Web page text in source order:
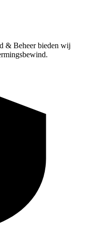
& Beheer bieden wij